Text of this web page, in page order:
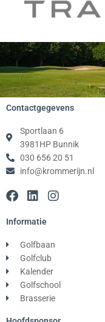
Contactgegevens
Sportlaan 6
3981HP Bunnik
030 656 20 51
info@krommerijn.nl
F
c
L
n
e
d
i
n
I
a
r
a
m
Informatie
Golfbaan
Golfclub
Kalender
Golfschool
Brasserie